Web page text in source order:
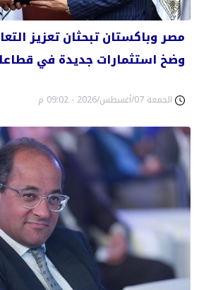
مصر وباكستان تبحثان تعزيز
وضخ استثمارات جديدة في
الجمعة 07/أغسطس/2026 - 09:02 م